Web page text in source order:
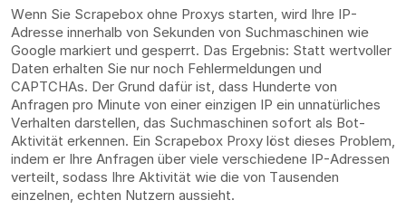
Wenn Sie Scrapebox ohne Proxys starten, wird Ihre IP-
Adresse innerhalb von Sekunden von Suchmaschinen wie
Google markiert und gesperrt. Das Ergebnis: Statt wertvoller
Daten erhalten Sie nur noch Fehlermeldungen und
CAPTCHAs. Der Grund dafür ist, dass Hunderte von
Anfragen pro Minute von einer einzigen IP ein unnatürliches
Verhalten darstellen, das Suchmaschinen sofort als Bot-
Aktivität erkennen. Ein Scrapebox Proxy löst dieses Problem,
indem er Ihre Anfragen über viele verschiedene IP-Adressen
verteilt, sodass Ihre Aktivität wie die von Tausenden
einzelnen, echten Nutzern aussieht.